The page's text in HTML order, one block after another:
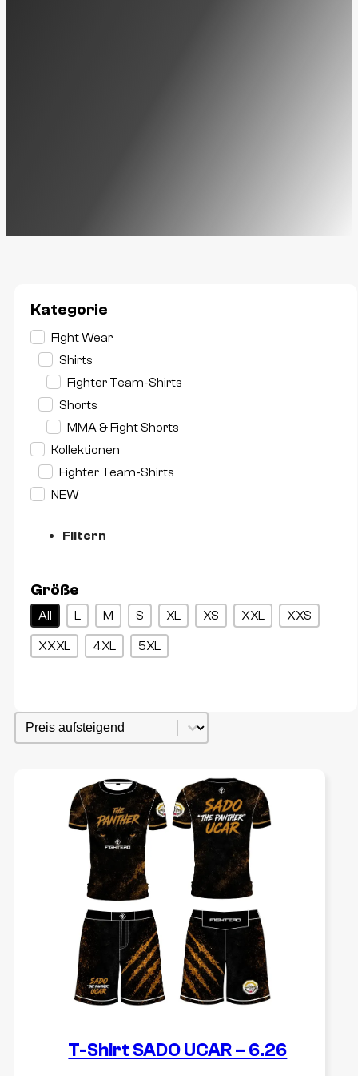
Kategorie
Kategorie
Fight Wear
Shirts
Fighter Team-Shirts
Shorts
MMA & Fight Shorts
Kollektionen
Fighter Team-Shirts
NEW
Filtern
Größe
Größe
All L M S XL XS XXL XXS
XXXL 4XL 5XL
Sortieren
Sort content
T-Shirt SADO UCAR – 6.26